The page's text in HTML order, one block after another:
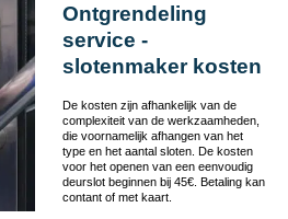
Ontgrendeling
service -
slotenmaker kosten
De kosten zijn afhankelijk van de
complexiteit van de werkzaamheden,
die voornamelijk afhangen van het
type en het aantal sloten. De kosten
voor het openen van een eenvoudig
deurslot beginnen bij 45€. Betaling kan
contant of met kaart.